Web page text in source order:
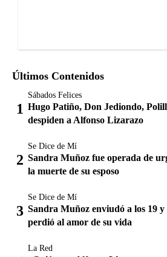
Últimos Contenidos
Sábados Felices
Hugo Patiño, Don Jediondo,
despiden a Alfonso Lizarazo
Se Dice de Mí
Sandra Muñoz fue operada de
la muerte de su esposo
Se Dice de Mí
Sandra Muñoz enviudó a los 19 y
perdió al amor de su vida
La Red